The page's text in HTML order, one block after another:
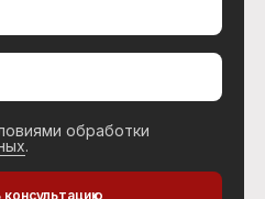
обработки
.